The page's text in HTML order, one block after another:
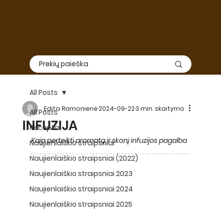
All Posts
Receptai
Naujienlaiškio straipsniai
Naujienlaiškio straipsniai (2022)
Naujienlaiškio straipsniai 2023
Naujienlaiškio straipsniai 2024
Naujienlaiškio straipsniai 2025
All Posts
INFUZIJA
Edita Ramonienė2024-09-223 min. skaitymo
Kaip perteikti aromatą ir skonį infuzijos pagalba